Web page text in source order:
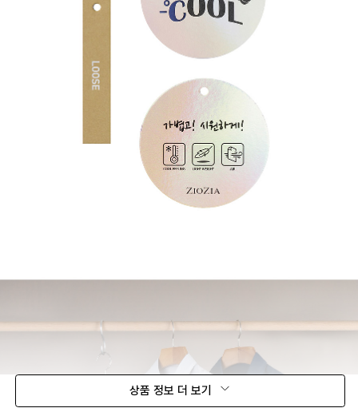
상품 정보 더 보기